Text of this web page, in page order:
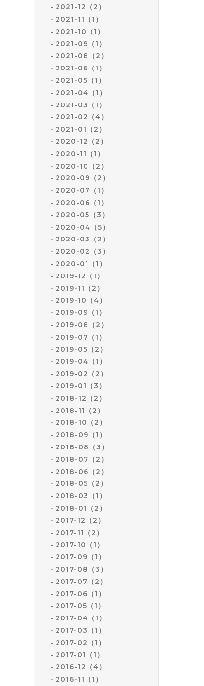
2021-12（2）
2021-11（1）
2021-10（1）
2021-09（1）
2021-08（2）
2021-06（1）
2021-05（1）
2021-04（1）
2021-03（1）
2021-02（4）
2021-01（2）
2020-12（2）
2020-11（1）
2020-10（2）
2020-09（2）
2020-07（1）
2020-06（1）
2020-05（3）
2020-04（5）
2020-03（2）
2020-02（3）
2020-01（1）
2019-12（1）
2019-11（2）
2019-10（4）
2019-09（1）
2019-08（2）
2019-07（1）
2019-05（2）
2019-04（1）
2019-02（2）
2019-01（3）
2018-12（2）
2018-11（2）
2018-10（2）
2018-09（1）
2018-08（3）
2018-07（2）
2018-06（2）
2018-05（2）
2018-03（1）
2018-01（2）
2017-12（2）
2017-11（2）
2017-10（1）
2017-09（1）
2017-08（3）
2017-07（2）
2017-06（1）
2017-05（1）
2017-04（1）
2017-03（1）
2017-02（1）
2017-01（1）
2016-12（4）
2016-11（1）